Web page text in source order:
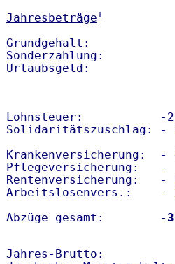
Jahresbeträge1
Grundgehalt:
Sonderzahlung:
Lohnsteuer:           -
Solidaritätszuschlag: -
Krankenversicherung:
Pflegeversicherung:   -
Rentenversicherung:   -
Arbeitslosenvers.:    -
Abzüge gesamt:        -
Jahres-